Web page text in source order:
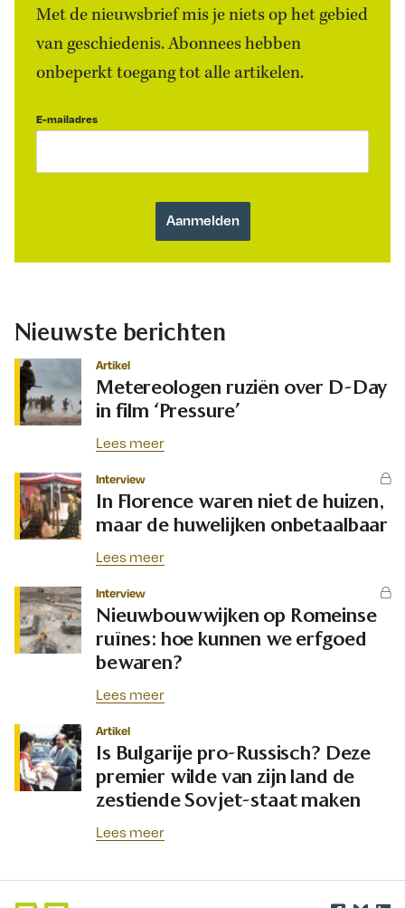
Met de nieuwsbrief mis je niets op het gebied
van geschiedenis. Abonnees hebben
onbeperkt toegang tot alle artikelen.
E-mailadres
Nieuwste berichten
Artikel
Metereologen ruziën over D-Day
in film ‘Pressure’
Lees meer
Interview
In Florence waren niet de huizen,
maar de huwelijken onbetaalbaar
Lees meer
Interview
Nieuwbouwwijken op Romeinse
ruïnes: hoe kunnen we erfgoed
bewaren?
Lees meer
Artikel
Is Bulgarije pro-Russisch? Deze
premier wilde van zijn land de
zestiende Sovjet-staat maken
Lees meer